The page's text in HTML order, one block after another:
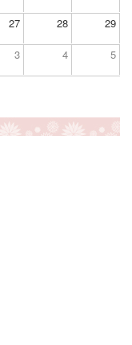
27 28 29
3 4 5